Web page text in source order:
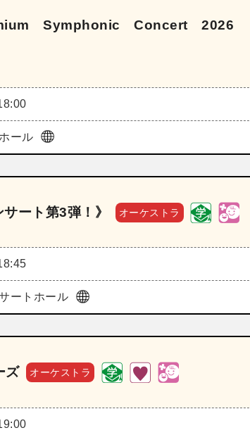
Symphonic Concert 2026
ール
ート第3弾！》 オーケストラ
ートホール
ズ オーケストラ